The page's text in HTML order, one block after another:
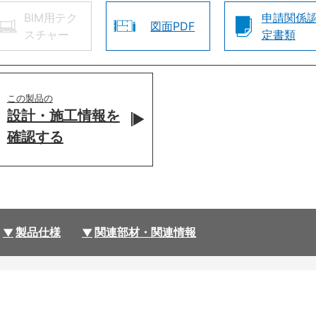
BIM用テク
スチャー
図面PDF
申請関係
定書類
この製品の
設計・施工情報を
確認する
製品仕様 関連部材・関連情報